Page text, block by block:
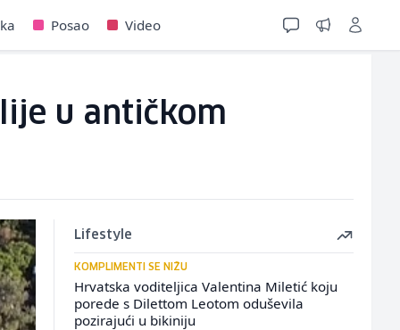
Posao Video
u antičkom
Lifestyle
KOMPLIMENTI SE NIŽU
Hrvatska voditeljica Valentina Miletić koju
porede s Dilettom Leotom oduševila
pozirajući u bikiniju